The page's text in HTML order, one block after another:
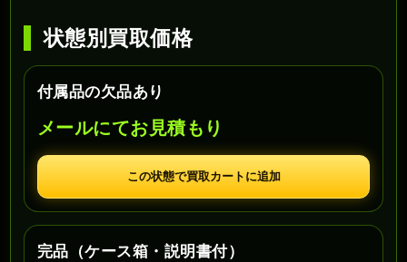
状態別買取価格
付属品の欠品あり
メールにてお見積もり
この状態で買取カートに追加
完品（ケース箱・説明書付）